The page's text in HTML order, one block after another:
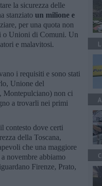
la sicurezza delle
stanziato un milione e
per una quota non
o Unioni di Comuni. Un
e malavitosi.
i requisiti e sono stati
Unione del
Montepulciano) non ci
a trovarli nei primi
contesto dove certi
della Toscana,
che una maggiore
novembre abbiamo
Firenze, Prato,